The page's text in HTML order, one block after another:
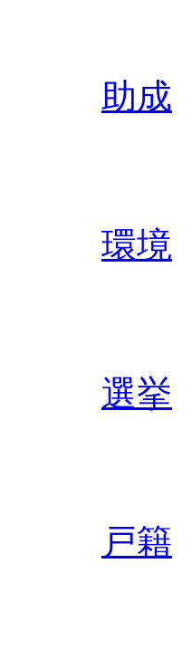
助成
環境
選挙
戸籍